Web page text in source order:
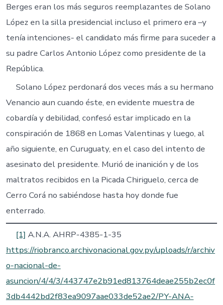
Berges eran los más seguros reemplazantes de Solano
López en la silla presidencial incluso el primero era –y
tenía intenciones- el candidato más firme para suceder a
su padre Carlos Antonio López como presidente de la
República.
Solano López perdonará dos veces más a su hermano
Venancio aun cuando éste, en evidente muestra de
cobardía y debilidad, confesó estar implicado en la
conspiración de 1868 en Lomas Valentinas y luego, al
año siguiente, en Curuguaty, en el caso del intento de
asesinato del presidente. Murió de inanición y de los
maltratos recibidos en la Picada Chiriguelo, cerca de
Cerro Corá no sabiéndose hasta hoy donde fue
enterrado.
[1] A.N.A. AHRP-4385-1-35
https://riobranco.archivonacional.gov.py/uploads/r/archiv
o-nacional-de-
asuncion/4/4/3/443747e2b91ed813764deae255b2ec0f
3db4442bd2f83ea9097aae033de52ae2/PY-ANA-